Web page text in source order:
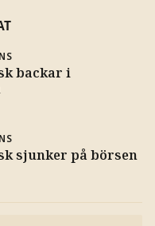
backar i
sjunker på börsen